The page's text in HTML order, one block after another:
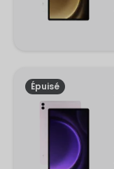
Épuisé